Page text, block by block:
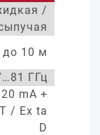
/
до 10 м
ГГц
mA +
/ Ex ta
D